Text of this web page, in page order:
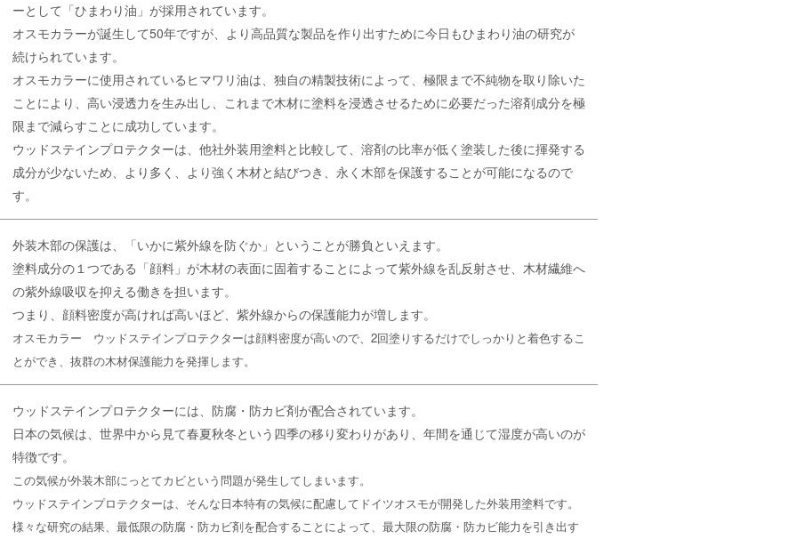
ーとして「ひまわり油」が採用されています。
オスモカラーが誕生して50年ですが、より高品質な製品を作り出すために今日もひまわり油の研究が
続けられています。
オスモカラーに使用されているヒマワリ油は、独自の精製技術によって、極限まで不純物を取り除いた
ことにより、高い浸透力を生み出し、これまで木材に塗料を浸透させるために必要だった溶剤成分を極
限まで減らすことに成功しています。
ウッドステインプロテクターは、他社外装用塗料と比較して、溶剤の比率が低く塗装した後に揮発する
成分が少ないため、より多く、より強く木材と結びつき、永く木部を保護することが可能になるので
す。
外装木部の保護は、「いかに紫外線を防ぐか」ということが勝負といえます。
塗料成分の１つである「顔料」が木材の表面に固着することによって紫外線を乱反射させ、木材繊維へ
の紫外線吸収を抑える働きを担います。
つまり、顔料密度が高ければ高いほど、紫外線からの保護能力が増します。
オスモカラー ウッドステインプロテクターは顔料密度が高いので、2回塗りするだけでしっかりと着色するこ
とができ、抜群の木材保護能力を発揮します。
ウッドステインプロテクターには、防腐・防カビ剤が配合されています。
日本の気候は、世界中から見て春夏秋冬という四季の移り変わりがあり、年間を通じて湿度が高いのが
特徴です。
この気候が外装木部にっとてカビという問題が発生してしまいます。
ウッドステインプロテクターは、そんな日本特有の気候に配慮してドイツオスモが開発した外装用塗料です。
様々な研究の結果、最低限の防腐・防カビ剤を配合することによって、最大限の防腐・防カビ能力を引き出す